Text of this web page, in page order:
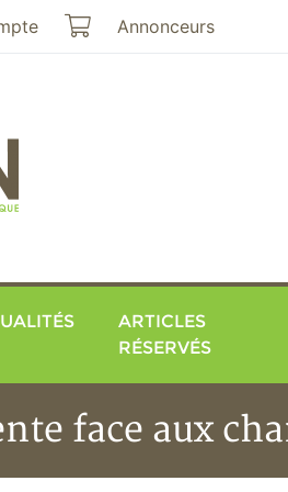
Mon panier
Annonceurs
ARTICLES
RÉSERVÉS
face aux